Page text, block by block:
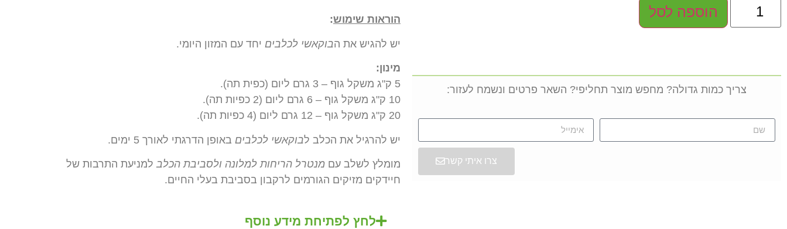
הוספה לסל
צריך כמות גדולה? מחפש מוצר תחליפי? השאר פרטים ונשמח לעזור:
צרו איתי קשר
הוראות שימוש:
יש להגיש את הבוקאשי לכלבים יחד עם המזון היומי.
מינון:
5 ק"ג משקל גוף – 3 גרם ליום (כפית תה).
10 ק"ג משקל גוף – 6 גרם ליום (2 כפיות תה).
20 ק"ג משקל גוף – 12 גרם ליום (4 כפיות תה).
יש להרגיל את הכלב לבוקאשי לכלבים באופן הדרגתי לאורך 5 ימים.
מומלץ לשלב עם מנטרל הריחות למלונה ולסביבת הכלב למניעת התרבות של
חיידקים מזיקים הגורמים לרקבון בסביבת בעלי החיים.
לחץ לפתיחת מידע נוסף